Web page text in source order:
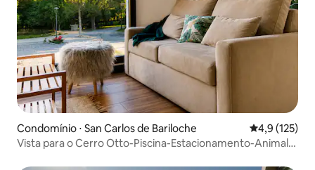
Condomínio ⋅ San Carlos de Bariloche 4,9 de uma
4,9 (125)
Vista para o Cerro Otto-Piscina-Estacionamento-Animal